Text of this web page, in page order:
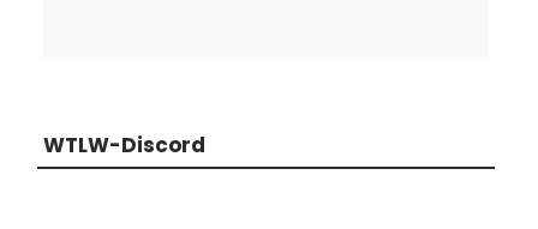
WTLW-Discord